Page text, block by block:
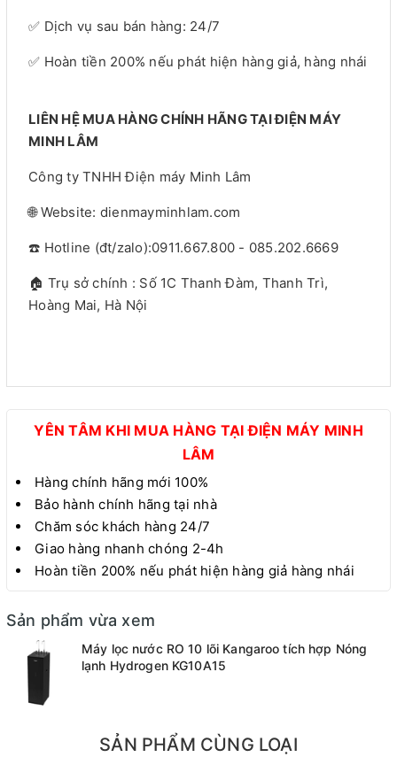
✅ Dịch vụ sau bán hàng: 24/7
✅ Hoàn tiền 200% nếu phát hiện hàng giả, hàng nhái
LIÊN HỆ MUA HÀNG CHÍNH HÃNG TẠI ĐIỆN MÁY
MINH LÂM
Công ty TNHH Điện máy Minh Lâm
🌐 Website: dienmayminhlam.com
☎️ Hotline (đt/zalo):0911.667.800 - 085.202.6669
🏠 Trụ sở chính : Số 1C Thanh Đàm, Thanh Trì,
Hoàng Mai, Hà Nội
YÊN TÂM KHI MUA HÀNG TẠI ĐIỆN MÁY MINH
LÂM
Hàng chính hãng mới 100%
Bảo hành chính hãng tại nhà
Chăm sóc khách hàng 24/7
Giao hàng nhanh chóng 2-4h
Hoàn tiền 200% nếu phát hiện hàng giả hàng nhái
Sản phẩm vừa xem
Máy lọc nước RO 10 lõi Kangaroo tích hợp Nóng
lạnh Hydrogen KG10A15
SẢN PHẨM CÙNG LOẠI